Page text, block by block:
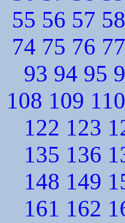
55 56 57 58
74 75 76 77
93 94 95
108 109 110
122 123
135 136
148 149
161 162